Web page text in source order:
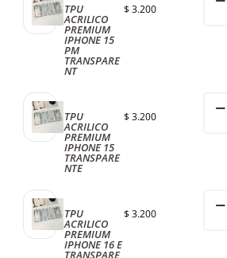
TPU
ACRILICO
PREMIUM
IPHONE 15
PM
TRANSPARE
NT
$ 3.200
TPU
ACRILICO
PREMIUM
IPHONE 15
TRANSPARE
NTE
$ 3.200
TPU
ACRILICO
PREMIUM
IPHONE 16 E
$ 3.200